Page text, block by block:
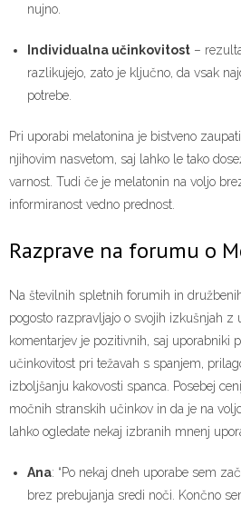
nujno.
Individualna učinkovitost –
razlikujejo, zato je ključno, da vsak
potrebe.
Pri uporabi melatonina je bistveno
njihovim nasvetom, saj lahko le tako
varnost. Tudi če je melatonin na voljo
informiranost vedno prednost.
Razprave na forumu o
Na številnih spletnih forumih in
pogosto razpravljajo o svojih izkušnjah z
komentarjev je pozitivnih, saj uporabniki
učinkovitost pri težavah s spanjem,
izboljšanju kakovosti spanca. Posebej
močnih stranskih učinkov in da je na
lahko ogledate nekaj izbranih mnenj
Ana: “Po nekaj dneh uporabe sem
brez prebujanja sredi noči. Končno